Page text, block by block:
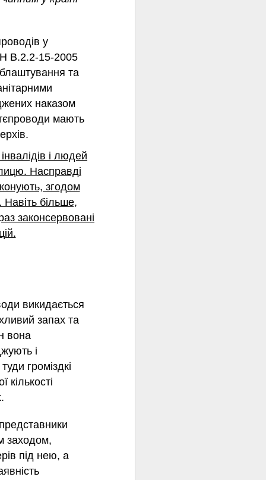
у
В.2.2-15-2005
та
наказом
мають
і людей
Насправді
згодом
більше,
законсервовані
викидається
запах та
вона
і
громіздкі
заходом,
під нею, а
повідомили у Державній
На жаль, навколишнє
середовище є мовчазною
жертвою збройних конфліктів.